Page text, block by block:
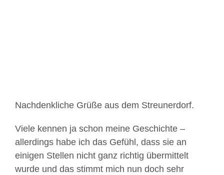
Nachdenkliche Grüße aus dem Streunerdorf.
Viele kennen ja schon meine Geschichte –
allerdings habe ich das Gefühl, dass sie an
einigen Stellen nicht ganz richtig übermittelt
wurde und das stimmt mich nun doch sehr